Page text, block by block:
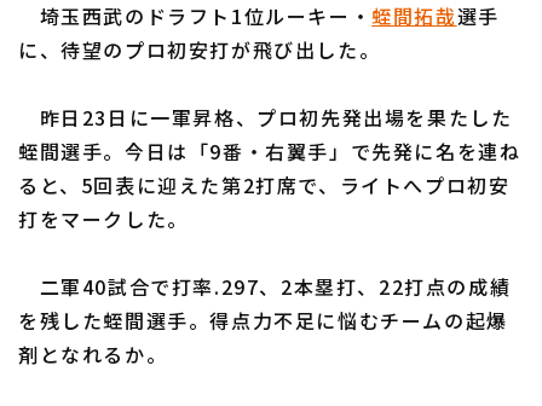
埼玉西武ライオンズ
オリックス・バファローズ
福岡ソフトバンクホークス
設定
埼玉西武のドラフト1位ルーキー・蛭間拓哉選手
に、待望のプロ初安打が飛び出した。
昨日23日に一軍昇格、プロ初先発出場を果たした
蛭間選手。今日は「9番・右翼手」で先発に名を連ね
ると、5回表に迎えた第2打席で、ライトへプロ初安
打をマークした。
二軍40試合で打率.297、2本塁打、22打点の成績
を残した蛭間選手。得点力不足に悩むチームの起爆
剤となれるか。